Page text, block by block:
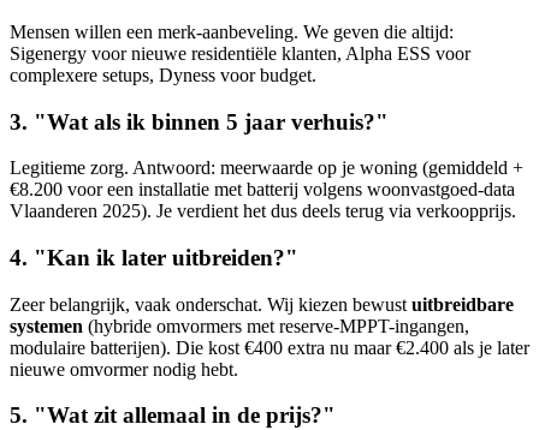
Mensen willen een merk-aanbeveling. We geven die altijd:
Sigenergy voor nieuwe residentiële klanten, Alpha ESS voor
complexere setups, Dyness voor budget.
3. "Wat als ik binnen 5 jaar verhuis?"
Legitieme zorg. Antwoord: meerwaarde op je woning (gemiddeld +
€8.200 voor een installatie met batterij volgens woonvastgoed-data
Vlaanderen 2025). Je verdient het dus deels terug via verkoopprijs.
4. "Kan ik later uitbreiden?"
Zeer belangrijk, vaak onderschat. Wij kiezen bewust uitbreidbare
systemen (hybride omvormers met reserve-MPPT-ingangen,
modulaire batterijen). Die kost €400 extra nu maar €2.400 als je later
nieuwe omvormer nodig hebt.
5. "Wat zit allemaal in de prijs?"